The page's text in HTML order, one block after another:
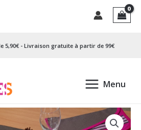
5,90€ - Livraison gratuite à partir de 99€
Menu